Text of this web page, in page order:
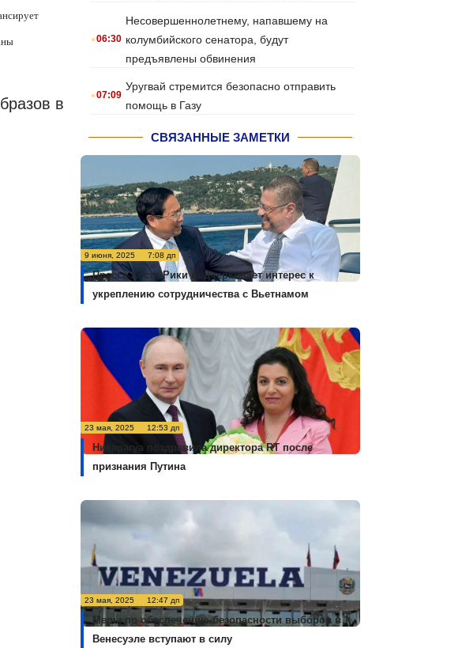
в
.06:30
Несовершеннолетнему, напавшему на
колумбийского сенатора, будут
предъявлены обвинения
.07:09
Уругвай стремится безопасно отправить
помощь в Газу
СВЯЗАННЫЕ ЗАМЕТКИ
9 июня, 2025 7:08 дп
Пресса Коста-Рики подчеркивает интерес к
укреплению сотрудничества с Вьетнамом
23 мая, 2025 12:53 дп
Никарагуа поздравила директора RT после
признания Путина
23 мая, 2025 12:47 дп
Меры по обеспечению безопасности выборов в
Венесуэле вступают в силу